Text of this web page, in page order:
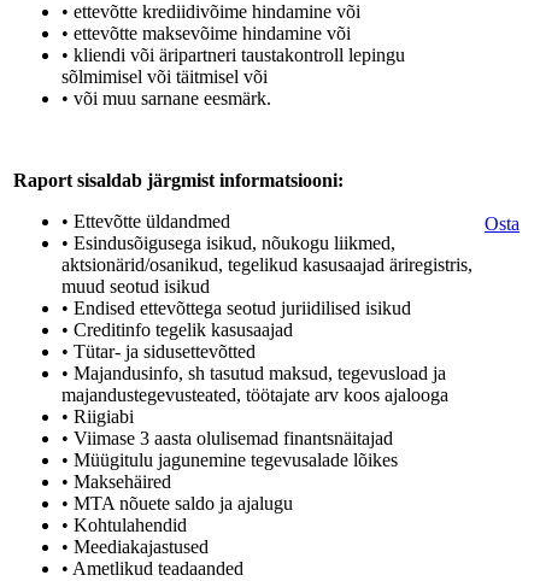
• ettevõtte krediidivõime hindamine või
• ettevõtte maksevõime hindamine või
• kliendi või äripartneri taustakontroll lepingu
sõlmimisel või täitmisel või
• või muu sarnane eesmärk.
Raport sisaldab järgmist informatsiooni:
• Ettevõtte üldandmed
• Esindusõigusega isikud, nõukogu liikmed,
aktsionärid/osanikud, tegelikud kasusaajad äriregistris,
muud seotud isikud
• Endised ettevõttega seotud juriidilised isikud
• Creditinfo tegelik kasusaajad
• Tütar- ja sidusettevõtted
• Majandusinfo, sh tasutud maksud, tegevusload ja
majandustegevusteated, töötajate arv koos ajalooga
• Riigiabi
• Viimase 3 aasta olulisemad finantsnäitajad
• Müügitulu jagunemine tegevusalade lõikes
• Maksehäired
• MTA nõuete saldo ja ajalugu
• Kohtulahendid
• Meediakajastused
• Ametlikud teadaanded
Osta